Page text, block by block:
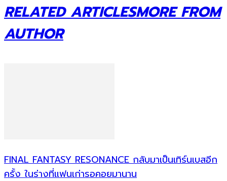
RELATED ARTICLESMORE FROM
AUTHOR
FINAL FANTASY RESONANCE กลับมาเป็นเทิร์นเบสอีก
ครั้ง ในร่างที่แฟนเก่ารอคอยมานาน